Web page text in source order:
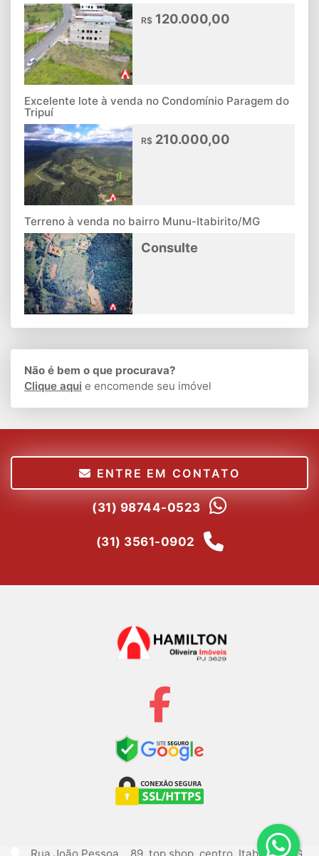
R$ 120.000,00
Excelente lote à venda no Condomínio Paragem do
Tripuí
R$ 210.000,00
Terreno à venda no bairro Munu-Itabirito/MG
Consulte
Não é bem o que procurava?
Clique aqui e encomende seu imóvel
ENTRE EM CONTATO
(31) 98744-0523
(31) 3561-0902